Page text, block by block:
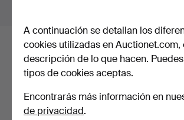
Estos son los lotes
nuestro archivo que
tu búsqueda.
Mostrar todos los lotes
A continuación se detallan los
cookies utilizadas en Auctionet.com,
descripción de lo que hacen.
tipos de cookies aceptas.
Encontrarás más información en
de privacidad.